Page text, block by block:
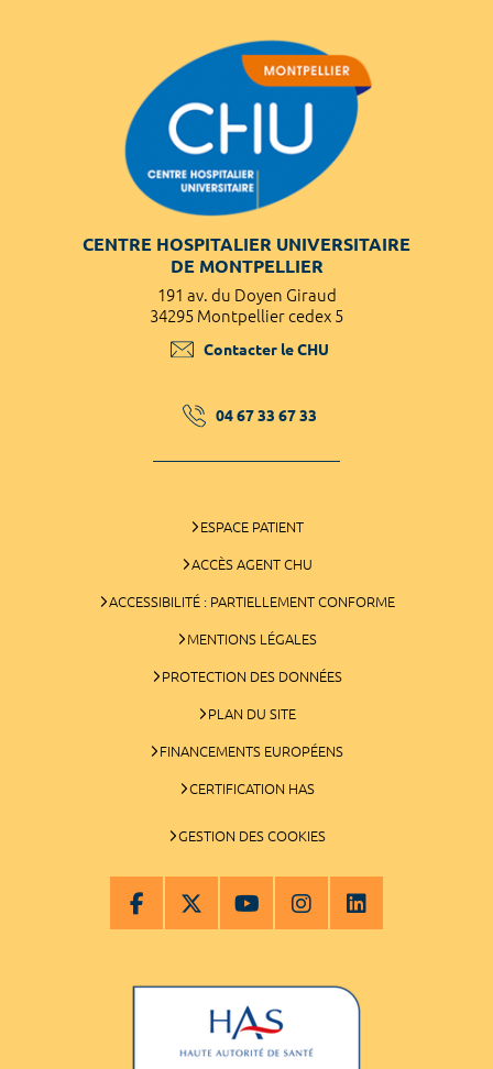
CENTRE HOSPITALIER UNIVERSITAIRE
DE MONTPELLIER
191 av. du Doyen Giraud
34295 Montpellier cedex 5
Contacter le CHU
04 67 33 67 33
ESPACE PATIENT
ACCÈS AGENT CHU
ACCESSIBILITÉ : PARTIELLEMENT CONFORME
MENTIONS LÉGALES
PROTECTION DES DONNÉES
PLAN DU SITE
FINANCEMENTS EUROPÉENS
CERTIFICATION HAS
GESTION DES COOKIES